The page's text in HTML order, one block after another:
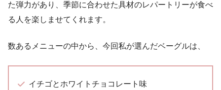
た弾力があり、季節に合わせた具材のレパートリーが食べ
る人を楽しませてくれます。
数あるメニューの中から、今回私が選んだベーグルは、
イチゴとホワイトチョコレート味